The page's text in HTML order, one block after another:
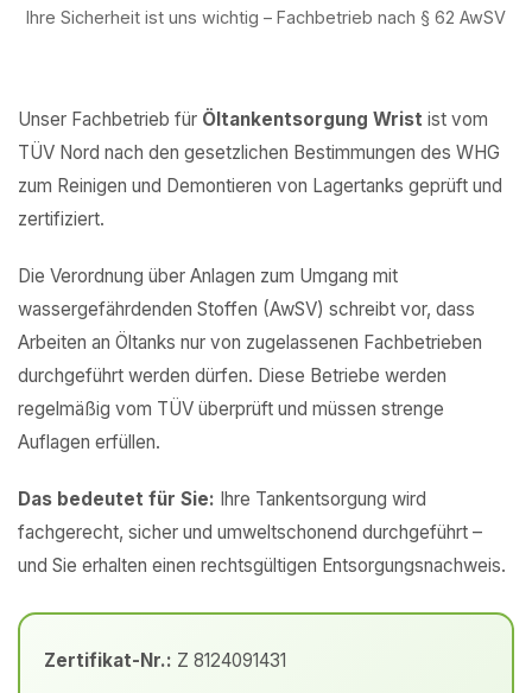
Ihre Sicherheit ist uns wichtig – Fachbetrieb nach § 62 AwSV
Unser Fachbetrieb für Öltankentsorgung Wrist ist vom
TÜV Nord nach den gesetzlichen Bestimmungen des WHG
zum Reinigen und Demontieren von Lagertanks geprüft und
zertifiziert.
Die Verordnung über Anlagen zum Umgang mit
wassergefährdenden Stoffen (AwSV) schreibt vor, dass
Arbeiten an Öltanks nur von zugelassenen Fachbetrieben
durchgeführt werden dürfen. Diese Betriebe werden
regelmäßig vom TÜV überprüft und müssen strenge
Auflagen erfüllen.
Das bedeutet für Sie: Ihre Tankentsorgung wird
fachgerecht, sicher und umweltschonend durchgeführt –
und Sie erhalten einen rechtsgültigen Entsorgungsnachweis.
Zertifikat-Nr.: Z 8124091431